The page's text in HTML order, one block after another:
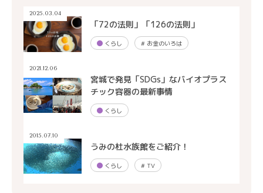
2025.03.04
「72の法則」「126の法則」
くらし #お金のいろは
2021.12.06
宮城で発見「SDGs」なバイオプラス
チック容器の最新事情
くらし
2015.07.10
うみの杜水族館をご紹介！
くらし #TV